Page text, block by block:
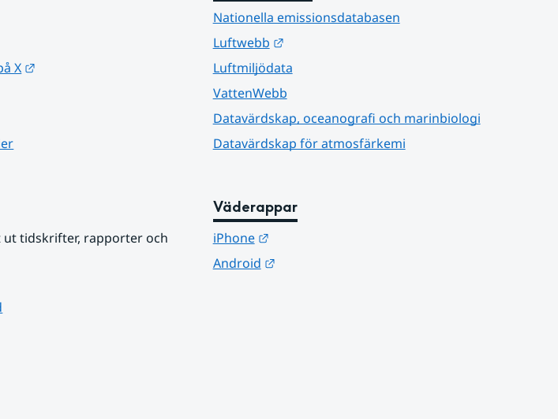
X
Nationella emissionsdatabasen
Luftwebb
Länk till annan webbplats.
Luftmiljödata
VattenWebb
Datavärdskap, oceanografi och marinbiologi
Datavärdskap för atmosfärkemi
ut tidskrifter, rapporter och
Väderappar
iPhone
Länk till annan webbplats.
Android
Länk till annan webbplats.